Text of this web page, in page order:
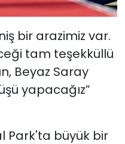
bir arazimiz var.
tam teşekküllü
Beyaz Saray
yapacağız”
Park'ta büyük bir